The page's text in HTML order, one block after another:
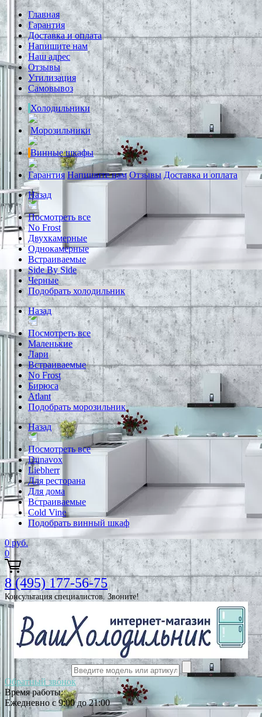
Главная
Гарантия
Доставка и оплата
Напишите нам
Наш адрес
Отзывы
Утилизация
Самовывоз
Холодильники
Морозильники
Винные шкафы
Гарантия Напишите нам Отзывы Доставка и оплата
Назад
Посмотреть все
No Frost
Двухкамерные
Однокамерные
Встраиваемые
Side By Side
Черные
Подобрать холодильник
Назад
Посмотреть все
Маленькие
Лари
Встраиваемые
No Frost
Бирюса
Atlant
Подобрать морозильник
Назад
Посмотреть все
Dunavox
Liebherr
Для ресторана
Для дома
Встраиваемые
Cold Vine
Подобрать винный шкаф
0 руб.
0
8 (495) 177-56-75
Консультация специалистов. Звоните!
Обратный звонок
Время работы:
Ежедневно с 9:00 до 21:00